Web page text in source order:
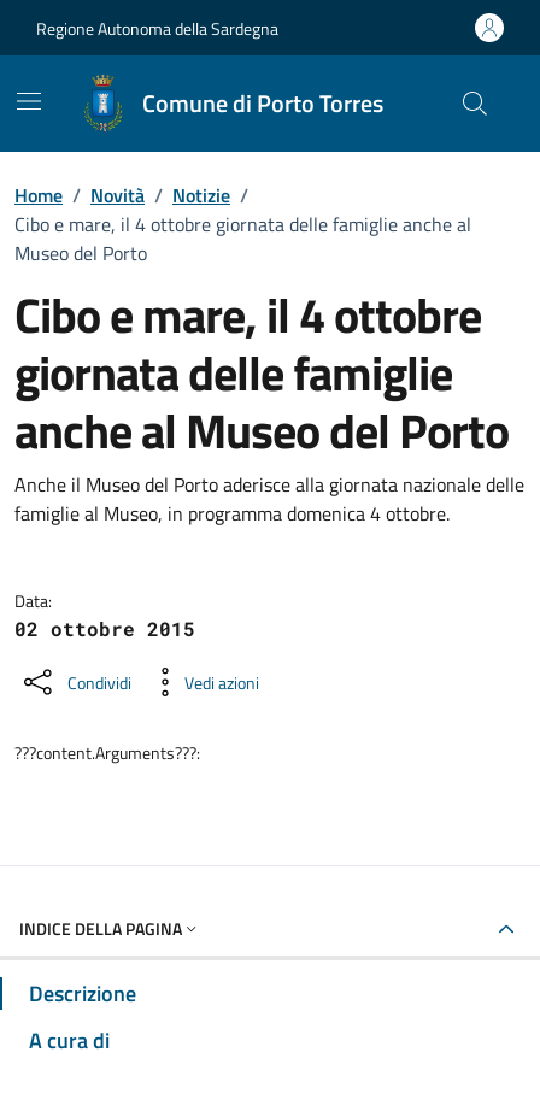
Regione Autonoma della Sardegna
Comune di Porto Torres
Home / Novità / Notizie /
Cibo e mare, il 4 ottobre giornata delle famiglie anche al
Museo del Porto
Cibo e mare, il 4 ottobre
giornata delle famiglie
anche al Museo del Porto
Dettagli della notizia
Anche il Museo del Porto aderisce alla giornata nazionale delle
famiglie al Museo, in programma domenica 4 ottobre.
Data:
02 ottobre 2015
Condividi Vedi azioni
???content.Arguments???:
INDICE DELLA PAGINA
Descrizione
A cura di